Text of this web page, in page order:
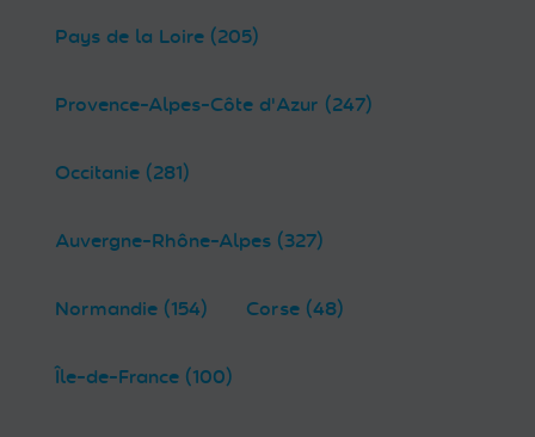
Pays de la Loire (205)
Provence-Alpes-Côte d'Azur (247)
Occitanie (281)
Auvergne-Rhône-Alpes (327)
Normandie (154) Corse (48)
Île-de-France (100)